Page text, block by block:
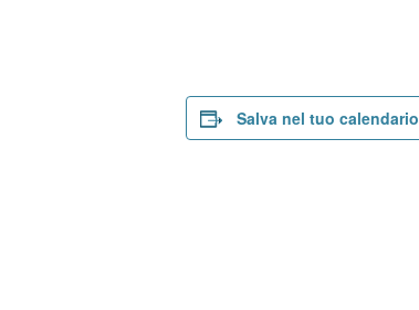
Salva nel tuo calendario